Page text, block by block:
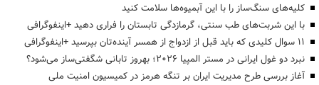
کلیه‌های سنگ‌ساز را با این آبمیوه‌ها سلامت کنید
با این شربت‌های طب سنتی، گرمازدگی تابستان را فراری دهید +اینفوگرافی
۱۱ سوال کلیدی که باید قبل از ازدواج از همسر آینده‌تان بپرسید +اینفوگرافی
نبرد دو غول ایرانی در مستر المپیا ۲۰۲۶؛ بهروز تابانی شگفتی‌ساز می‌شود؟
آغاز بررسی طرح مدیریت ایران بر تنگه هرمز در کمیسیون امنیت ملی